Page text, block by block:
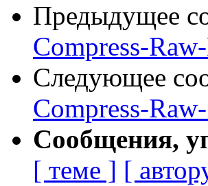
Предыдущее
Compress-
Следующее
Compress-
Сообщения,
[ теме ] [